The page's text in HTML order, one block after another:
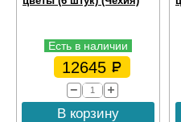
Есть в наличии
12645
В корзину